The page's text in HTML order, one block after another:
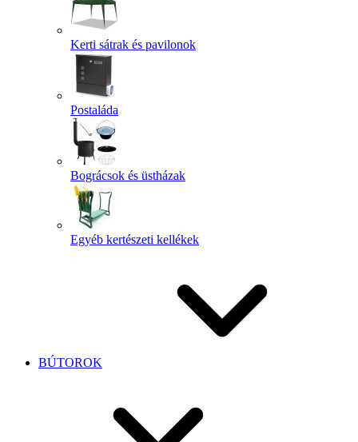
Kerti sátrak és pavilonok
Postaláda
Bográcsok és üstházak
Egyéb kertészeti kellékek
BÚTOROK